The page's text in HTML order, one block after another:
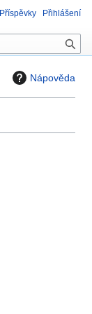
Nápověda
Příspěvky Přihlášení